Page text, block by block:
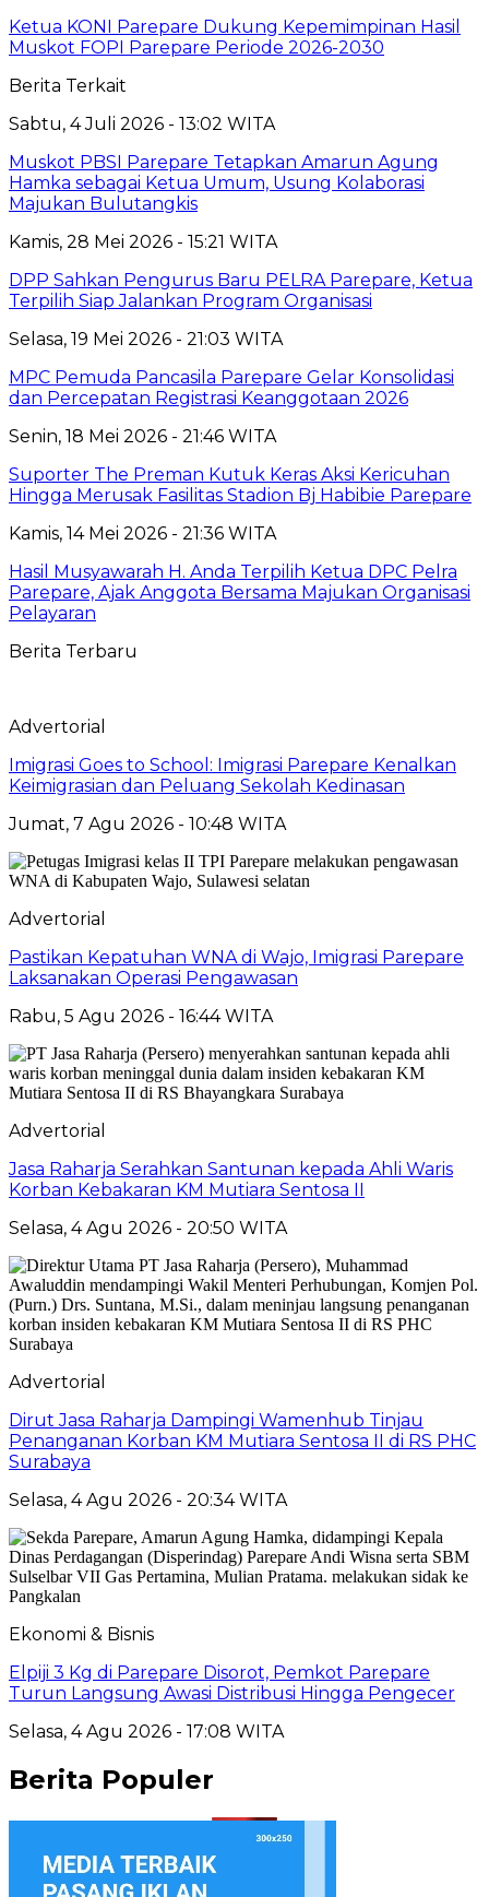
Ketua KONI Parepare Dukung Kepemimpinan Hasil
Muskot FOPI Parepare Periode 2026-2030
Berita Terkait
Sabtu, 4 Juli 2026 - 13:02 WITA
Muskot PBSI Parepare Tetapkan Amarun Agung
Hamka sebagai Ketua Umum, Usung Kolaborasi
Majukan Bulutangkis
Kamis, 28 Mei 2026 - 15:21 WITA
DPP Sahkan Pengurus Baru PELRA Parepare, Ketua
Terpilih Siap Jalankan Program Organisasi
Selasa, 19 Mei 2026 - 21:03 WITA
MPC Pemuda Pancasila Parepare Gelar Konsolidasi
dan Percepatan Registrasi Keanggotaan 2026
Senin, 18 Mei 2026 - 21:46 WITA
Suporter The Preman Kutuk Keras Aksi Kericuhan
Hingga Merusak Fasilitas Stadion Bj Habibie Parepare
Kamis, 14 Mei 2026 - 21:36 WITA
Hasil Musyawarah H. Anda Terpilih Ketua DPC Pelra
Parepare, Ajak Anggota Bersama Majukan Organisasi
Pelayaran
Berita Terbaru
Advertorial
Imigrasi Goes to School: Imigrasi Parepare Kenalkan
Keimigrasian dan Peluang Sekolah Kedinasan
Jumat, 7 Agu 2026 - 10:48 WITA
Advertorial
Pastikan Kepatuhan WNA di Wajo, Imigrasi Parepare
Laksanakan Operasi Pengawasan
Rabu, 5 Agu 2026 - 16:44 WITA
Advertorial
Jasa Raharja Serahkan Santunan kepada Ahli Waris
Korban Kebakaran KM Mutiara Sentosa II
Selasa, 4 Agu 2026 - 20:50 WITA
Advertorial
Dirut Jasa Raharja Dampingi Wamenhub Tinjau
Penanganan Korban KM Mutiara Sentosa II di RS PHC
Surabaya
Selasa, 4 Agu 2026 - 20:34 WITA
Ekonomi & Bisnis
Elpiji 3 Kg di Parepare Disorot, Pemkot Parepare
Turun Langsung Awasi Distribusi Hingga Pengecer
Selasa, 4 Agu 2026 - 17:08 WITA
Berita Populer